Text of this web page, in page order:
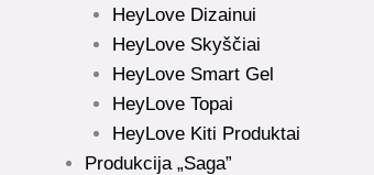
HeyLove Dizainui
HeyLove Skyščiai
HeyLove Smart Gel
HeyLove Topai
HeyLove Kiti Produktai
Produkcija „Saga”